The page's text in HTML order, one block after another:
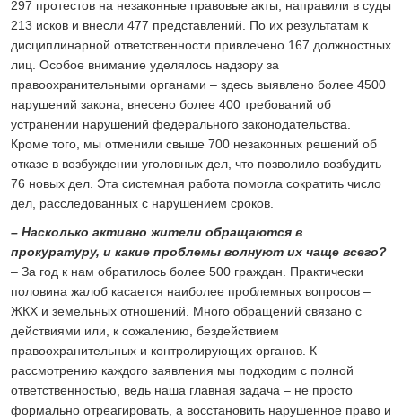
297 протестов на незаконные правовые акты, направили в суды
213 исков и внесли 477 представлений. По их результатам к
дисциплинарной ответственности привлечено 167 должностных
лиц. Особое внимание уделялось надзору за
правоохранительными органами – здесь выявлено более 4500
нарушений закона, внесено более 400 требований об
устранении нарушений федерального законодательства.
Кроме того, мы отменили свыше 700 незаконных решений об
отказе в возбуждении уголовных дел, что позволило возбудить
76 новых дел. Эта системная работа помогла сократить число
дел, расследованных с нарушением сроков.
– Насколько активно жители обращаются в
прокуратуру, и какие проблемы волнуют их чаще всего?
– За год к нам обратилось более 500 граждан. Практически
половина жалоб касается наиболее проблемных вопросов –
ЖКХ и земельных отношений. Много обращений связано с
действиями или, к сожалению, бездействием
правоохранительных и контролирующих органов. К
рассмотрению каждого заявления мы подходим с полной
ответственностью, ведь наша главная задача – не просто
формально отреагировать, а восстановить нарушенное право и